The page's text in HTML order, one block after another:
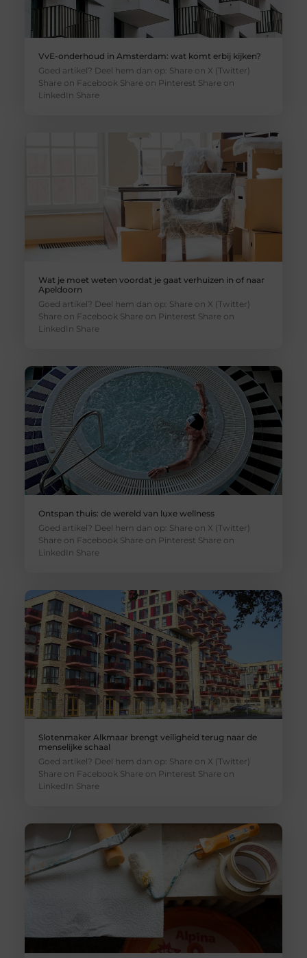
VvE-onderhoud in Amsterdam: wat komt erbij kijken?
Goed artikel? Deel hem dan op: Share on X (Twitter)
Share on Facebook Share on Pinterest Share on
LinkedIn Share
Wat je moet weten voordat je gaat verhuizen in of naar
Apeldoorn
Goed artikel? Deel hem dan op: Share on X (Twitter)
Share on Facebook Share on Pinterest Share on
LinkedIn Share
Ontspan thuis: de wereld van luxe wellness
Goed artikel? Deel hem dan op: Share on X (Twitter)
Share on Facebook Share on Pinterest Share on
LinkedIn Share
Slotenmaker Alkmaar brengt veiligheid terug naar de
menselijke schaal
Goed artikel? Deel hem dan op: Share on X (Twitter)
Share on Facebook Share on Pinterest Share on
LinkedIn Share